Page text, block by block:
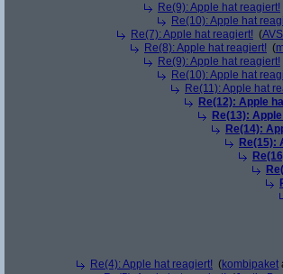
Re(9): Apple hat reagiert!
Re(10): Apple hat
Re(7): Apple hat reagiert! (
Re(8): Apple hat reagiert! (
Re(9): Apple hat reagiert!
Re(10): Apple hat
Re(11): Apple hat
Re(12): Apple
Re(13):
Re(14):
Re(15):
Re(4): Apple hat reagiert! (kombipaket